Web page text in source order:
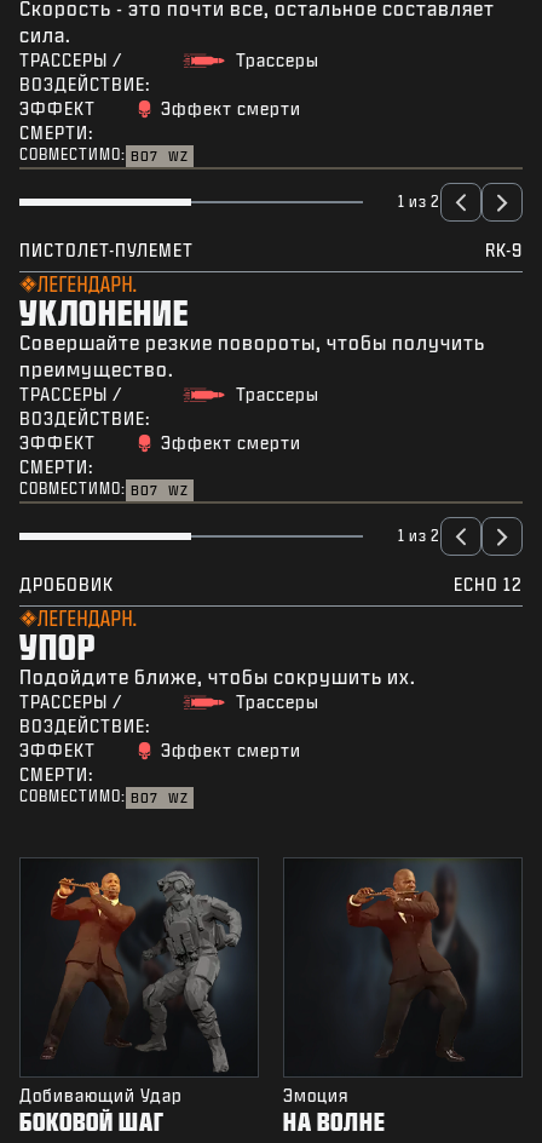
Скорость - это почти все, остальное составляет
сила.
ТРАССЕРЫ /
ВОЗДЕЙСТВИЕ:
Трассеры
ЭФФЕКТ
СМЕРТИ:
Эффект смерти
СОВМЕСТИМО: BO7 WZ
1 из 2
ПИСТОЛЕТ-ПУЛЕМЕТ RK-9
ЛЕГЕНДАРН.
УКЛОНЕНИЕ
Совершайте резкие повороты, чтобы получить
преимущество.
ТРАССЕРЫ /
ВОЗДЕЙСТВИЕ:
Трассеры
ЭФФЕКТ
СМЕРТИ:
Эффект смерти
СОВМЕСТИМО: BO7 WZ
1 из 2
ДРОБОВИК ECHO 12
ЛЕГЕНДАРН.
УПОР
Подойдите ближе, чтобы сокрушить их.
ТРАССЕРЫ /
ВОЗДЕЙСТВИЕ:
Трассеры
ЭФФЕКТ
СМЕРТИ:
Эффект смерти
СОВМЕСТИМО: BO7 WZ
Добивающий Удар
БОКОВОЙ ШАГ
Эмоция
НА ВОЛНЕ